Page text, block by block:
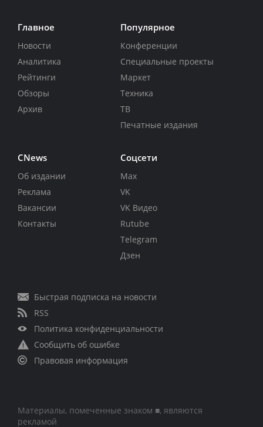
Главное
Новости
Аналитика
Рейтинги
Обзоры
Архив
Популярное
Конференции
Специальные проекты
Маркет
Техника
ТВ
Печатные издания
CNews
Об издании
Реклама
Вакансии
Контакты
Соцсети
Max
VK
VK Видео
Rutube
Telegram
Дзен
Быстрая подписка на новости
RSS
Политика конфиденциальности
Сообщить об ошибке
Правовая информация
Материалы, помеченные знаком ■, являются
рекламой